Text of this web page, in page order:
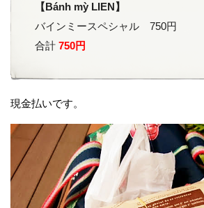
【Bánh mỳ LIEN】
バインミースペシャル 750円
合計 750円
現金払いです。